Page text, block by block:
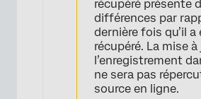
récupéré présente
différences par
dernière fois qu’il a
récupéré. La mise
l’enregistrement
ne sera pas
source en ligne.